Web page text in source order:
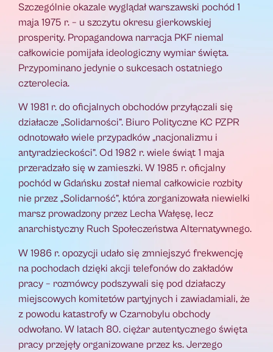
Szczególnie okazale wyglądał warszawski pochód 1
maja 1975 r. – u szczytu okresu gierkowskiej
prosperity. Propagandowa narracja PKF niemal
całkowicie pomijała ideologiczny wymiar święta.
Przypominano jedynie o sukcesach ostatniego
czterolecia.
W 1981 r. do oficjalnych obchodów przyłączali się
działacze „Solidarności”. Biuro Polityczne KC PZPR
odnotowało wiele przypadków „nacjonalizmu i
antyradzieckości”. Od 1982 r. wiele świąt 1 maja
przeradzało się w zamieszki. W 1985 r. oficjalny
pochód w Gdańsku został niemal całkowicie rozbity
nie przez „Solidarność”, która zorganizowała niewielki
marsz prowadzony przez Lecha Wałęsę, lecz
anarchistyczny Ruch Społeczeństwa Alternatywnego.
W 1986 r. opozycji udało się zmniejszyć frekwencję
na pochodach dzięki akcji telefonów do zakładów
pracy – rozmówcy podszywali się pod działaczy
miejscowych komitetów partyjnych i zawiadamiali, że
z powodu katastrofy w Czarnobylu obchody
odwołano. W latach 80. ciężar autentycznego święta
pracy przejęły organizowane przez ks. Jerzego